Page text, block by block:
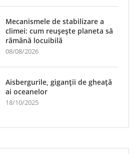
Mecanismele de stabilizare a
climei: cum reușește planeta să
rămână locuibilă
08/08/2026
Aisbergurile, giganții de gheață
ai oceanelor
18/10/2025